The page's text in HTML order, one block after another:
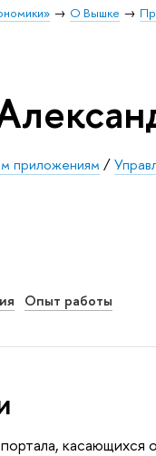
О Вышке
приложениям /
Опыт работы
касающихся